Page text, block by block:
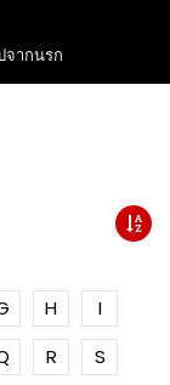
ากนรก
H
I
R
S